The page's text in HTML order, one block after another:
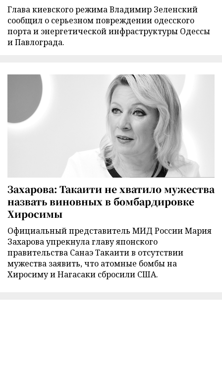
Глава киевского режима Владимир Зеленский
сообщил о серьезном повреждении одесского
порта и энергетической инфраструктуры Одессы
и Павлограда.
Захарова: Такаити не хватило мужества
назвать виновных в бомбардировке
Хиросимы
Официальный представитель МИД России Мария
Захарова упрекнула главу японского
правительства Санаэ Такаити в отсутствии
мужества заявить, что атомные бомбы на
Хиросиму и Нагасаки сбросили США.